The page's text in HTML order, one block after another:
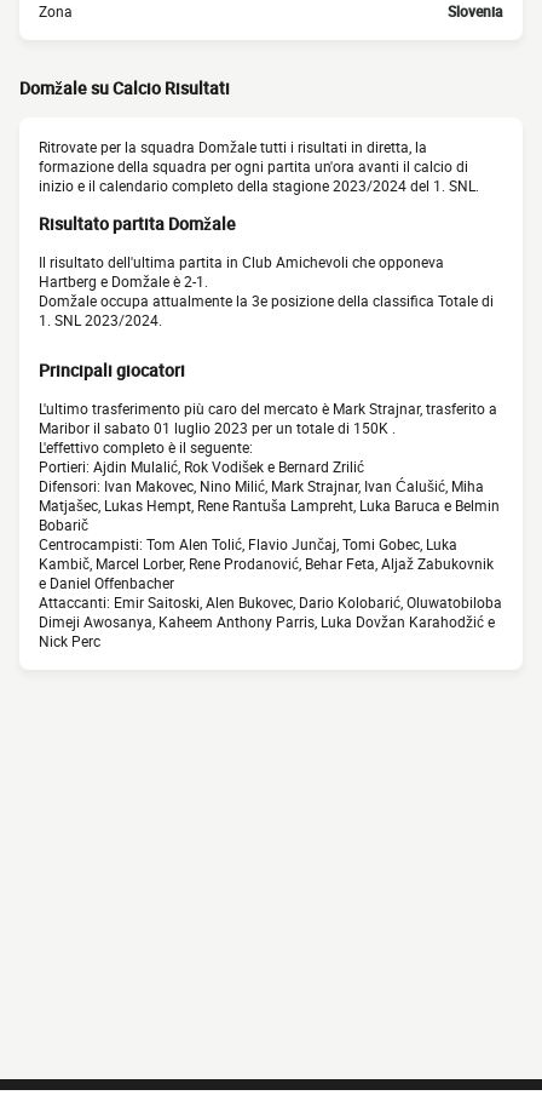
Zona Slovenia
Domžale su Calcio Risultati
Ritrovate per la squadra Domžale tutti i risultati in diretta, la
formazione della squadra per ogni partita un'ora avanti il calcio di
inizio e il calendario completo della stagione 2023/2024 del 1. SNL.
Risultato partita Domžale
Il risultato dell'ultima partita in Club Amichevoli che opponeva
Hartberg e Domžale è 2-1.
Domžale occupa attualmente la 3e posizione della classifica Totale di
1. SNL 2023/2024.
Principali giocatori
L'ultimo trasferimento più caro del mercato è Mark Strajnar, trasferito a
Maribor il sabato 01 luglio 2023 per un totale di 150K .
L'effettivo completo è il seguente:
Portieri: Ajdin Mulalić, Rok Vodišek e Bernard Zrilić
Difensori: Ivan Makovec, Nino Milić, Mark Strajnar, Ivan Ćalušić, Miha
Matjašec, Lukas Hempt, Rene Rantuša Lampreht, Luka Baruca e Belmin
Bobarič
Centrocampisti: Tom Alen Tolić, Flavio Junčaj, Tomi Gobec, Luka
Kambič, Marcel Lorber, Rene Prodanović, Behar Feta, Aljaž Zabukovnik
e Daniel Offenbacher
Attaccanti: Emir Saitoski, Alen Bukovec, Dario Kolobarić, Oluwatobiloba
Dimeji Awosanya, Kaheem Anthony Parris, Luka Dovžan Karahodžić e
Nick Perc